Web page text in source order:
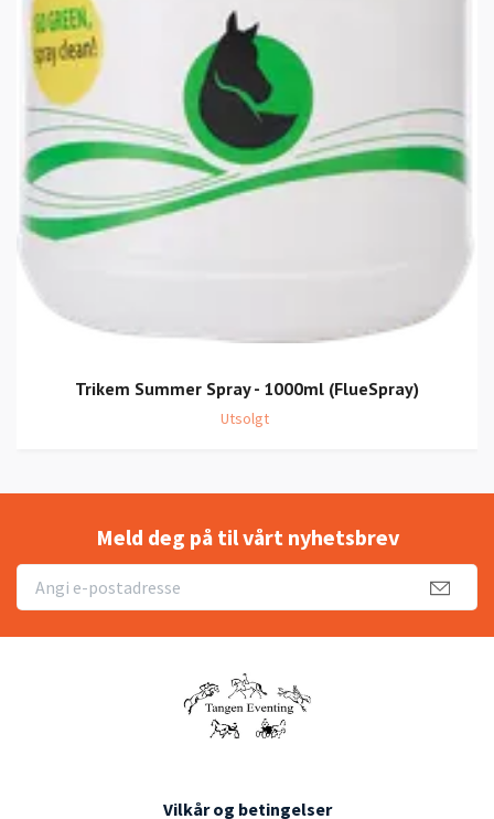
Trikem Summer Spray - 1000ml (FlueSpray)
Utsolgt
Meld deg på til vårt nyhetsbrev
Vilkår og betingelser